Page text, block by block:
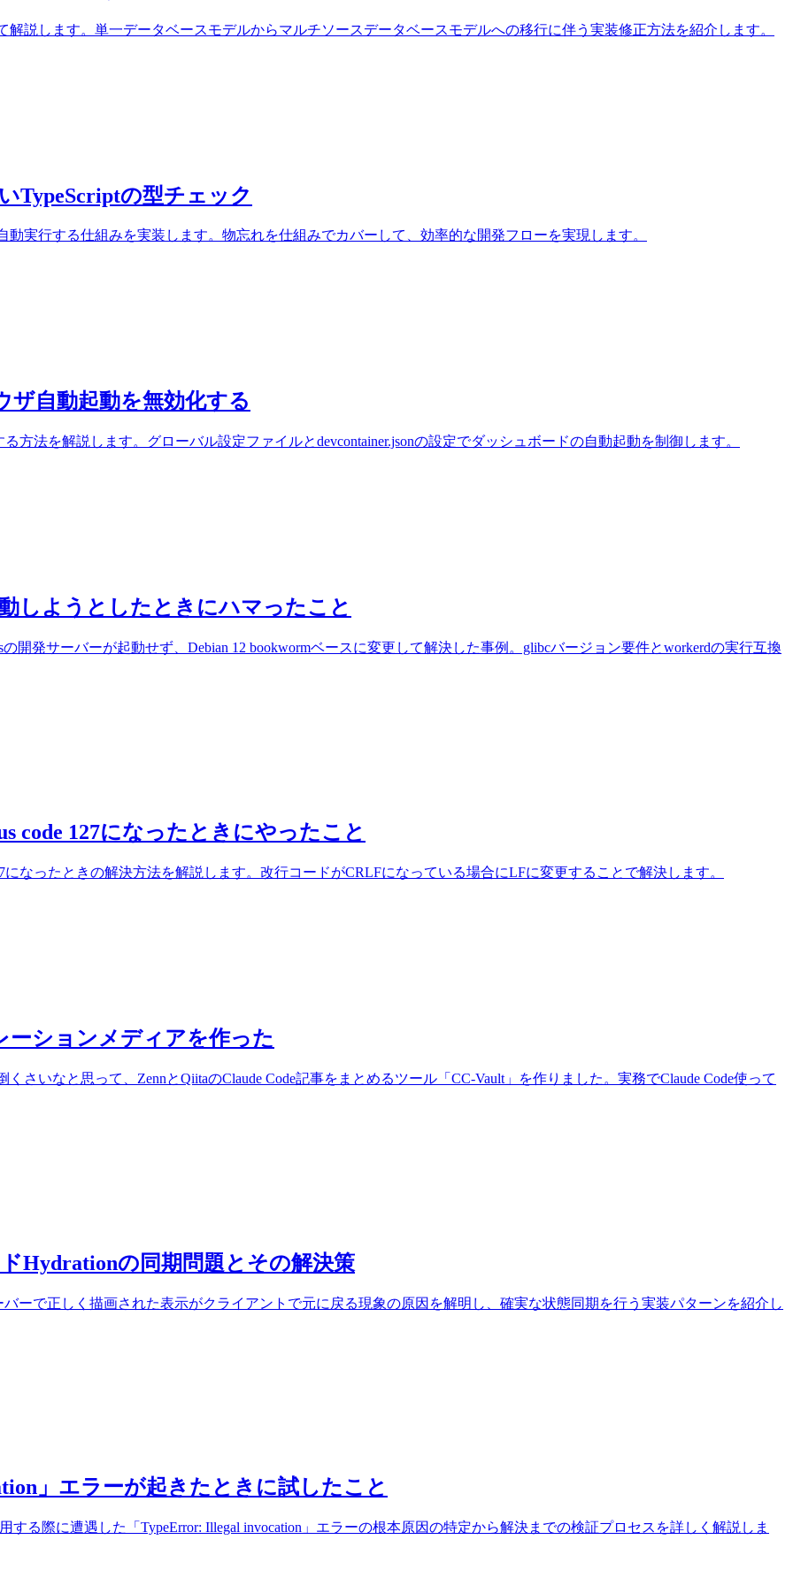
解説します。単一データベースモデルからマルチソースデータベースモデルへの移行に伴う実装修正方法を紹介します。
TypeScriptの型チェック
動実行する仕組みを実装します。物忘れを仕組みでカバーして、効率的な開発フローを実現します。
ザ自動起動を無効化する
方法を解説します。グローバル設定ファイルとdevcontainer.jsonの設定でダッシュボードの自動起動を制御します。
しようとしたときにハマったこと
の開発サーバーが起動せず、Debian 12 bookwormベースに変更して解決した事例。glibcバージョン要件とworkerdの実行互換
code 127になったときにやったこと
になったときの解決方法を解説します。改行コードがCRLFになっている場合にLFに変更することで解決します。
ーションメディアを作った
さいなと思って、ZennとQiitaのClaude Code記事をまとめるツール「CC-Vault」を作りました。実務でClaude Code使って
Hydrationの同期問題とその解決策
ーで正しく描画された表示がクライアントで元に戻る現象の原因を解明し、確実な状態同期を行う実装パターンを紹介し
」エラーが起きたときに試したこと
する際に遭遇した「TypeError: Illegal invocation」エラーの根本原因の特定から解決までの検証プロセスを詳しく解説しま